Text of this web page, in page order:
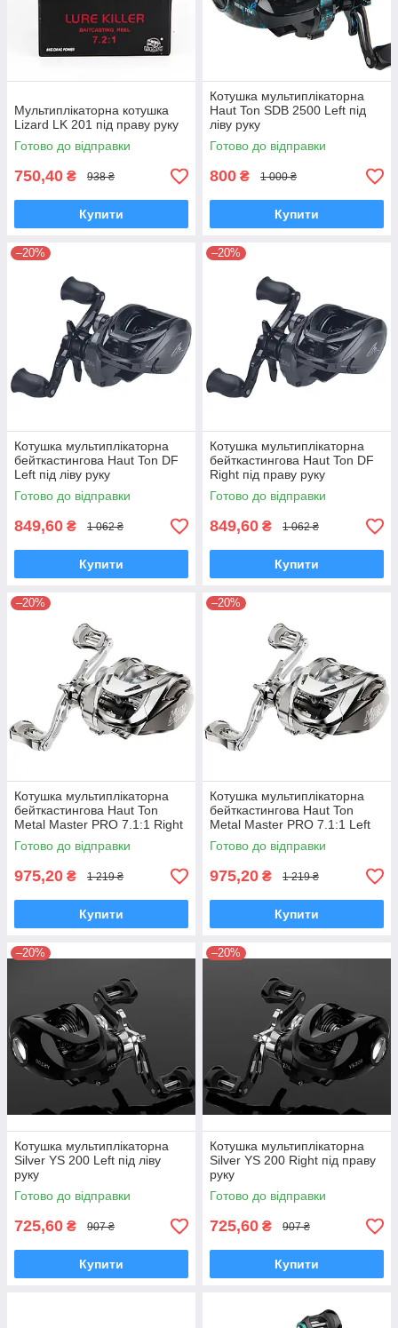
Мультиплікаторна котушка
Lizard LK 201 під праву руку
Готово до відправки
750,40 ₴ 938 ₴
Купити
Котушка мультиплікаторна
Haut Ton SDB 2500 Left під
ліву руку
Готово до відправки
800 ₴ 1 000 ₴
Купити
–20%
Котушка мультиплікаторна
бейткастингова Haut Ton DF
Left під ліву руку
Готово до відправки
849,60 ₴ 1 062 ₴
Купити
–20%
Котушка мультиплікаторна
бейткастингова Haut Ton DF
Right під праву руку
Готово до відправки
849,60 ₴ 1 062 ₴
Купити
–20%
Котушка мультиплікаторна
бейткастингова Haut Ton
Metal Master PRO 7.1:1 Right
під праву руку
Готово до відправки
975,20 ₴ 1 219 ₴
Купити
–20%
Котушка мультиплікаторна
бейткастингова Haut Ton
Metal Master PRO 7.1:1 Left
під ліву руку
Готово до відправки
975,20 ₴ 1 219 ₴
Купити
–20%
Котушка мультиплікаторна
Silver YS 200 Left під ліву
руку
Готово до відправки
725,60 ₴ 907 ₴
Купити
–20%
Котушка мультиплікаторна
Silver YS 200 Right під праву
руку
Готово до відправки
725,60 ₴ 907 ₴
Купити